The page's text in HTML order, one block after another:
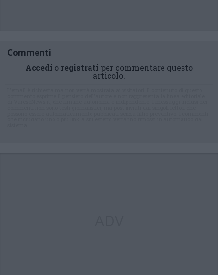
Commenti
Accedi o registrati per commentare questo
articolo.